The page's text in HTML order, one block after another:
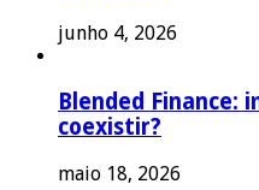
junho 4, 2026
Blended Finance:
coexistir?
maio 18, 2026